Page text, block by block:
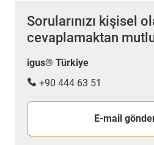
Sorularınızı kişisel
cevaplamaktan
igus® Türkiye
+90 444 63 51
E-mail